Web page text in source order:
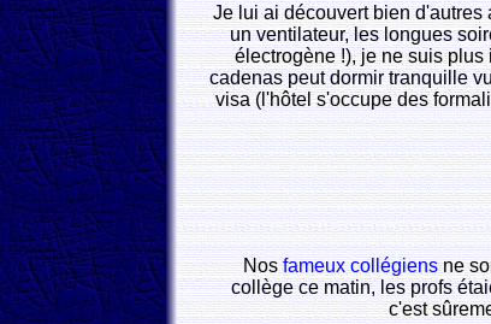
Je lui ai découvert bien d'autres
un ventilateur, les longues
électrogène !), je ne suis
cadenas peut dormir tranquille
visa (l'hôtel s'occupe des
Nosfameux collégiensne
collège ce matin, les profs
c'est